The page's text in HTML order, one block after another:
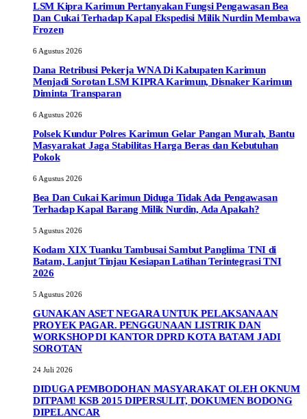
LSM Kipra Karimun Pertanyakan Fungsi Pengawasan Bea
Dan Cukai Terhadap Kapal Ekspedisi Milik Nurdin Membawa
Frozen
6 Agustus 2026
Dana Retribusi Pekerja WNA Di Kabupaten Karimun
Menjadi Sorotan LSM KIPRA Karimun, Disnaker Karimun
Diminta Transparan
6 Agustus 2026
Polsek Kundur Polres Karimun Gelar Pangan Murah, Bantu
Masyarakat Jaga Stabilitas Harga Beras dan Kebutuhan
Pokok
6 Agustus 2026
Bea Dan Cukai Karimun Diduga Tidak Ada Pengawasan
Terhadap Kapal Barang Milik Nurdin, Ada Apakah?
5 Agustus 2026
Kodam XIX Tuanku Tambusai Sambut Panglima TNI di
Batam, Lanjut Tinjau Kesiapan Latihan Terintegrasi TNI
2026
5 Agustus 2026
GUNAKAN ASET NEGARA UNTUK PELAKSANAAN
PROYEK PAGAR. PENGGUNAAN LISTRIK DAN
WORKSHOP DI KANTOR DPRD KOTA BATAM JADI
SOROTAN
24 Juli 2026
DIDUGA PEMBODOHAN MASYARAKAT OLEH OKNUM
DITPAM! KSB 2015 DIPERSULIT, DOKUMEN BODONG
DIPELANCAR